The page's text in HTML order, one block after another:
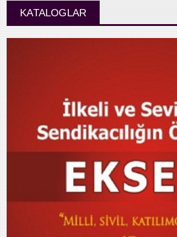
KATALOGLAR